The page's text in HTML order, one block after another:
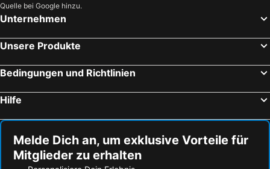
Neubrandenburg Strandhotels
Mrzeżyno Strandhotels
Wolgast Strandhotels
Middelhagen Strandhotels
Benz Strandhotels
Eberswalde Strandhotels
Kröslin Strandhotels
Quelle bei Google hinzu.
Unternehmen
Unsere Produkte
Bedingungen und Richtlinien
Hilfe
Melde Dich an, um exklusive Vorteile für
Mitglieder zu erhalten